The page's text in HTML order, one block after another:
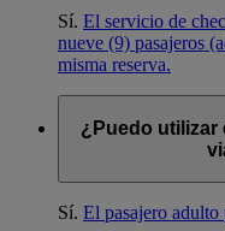
Sí. El servicio de
nueve (9) pasajeros
misma reserva.
¿Puedo utilizar
Sí. El pasajero